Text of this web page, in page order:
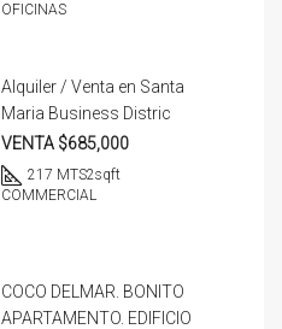
OFICINAS
Alquiler / Venta en Santa
Maria Business Distric
VENTA $685,000
217 MTS2sqft
COMMERCIAL
COCO DELMAR. BONITO
APARTAMENTO. EDIFICIO